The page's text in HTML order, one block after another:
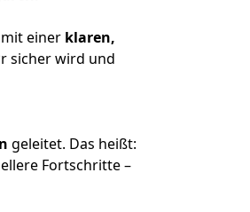
einer klaren,
sicher wird und
geleitet. Das heißt:
Fortschritte –